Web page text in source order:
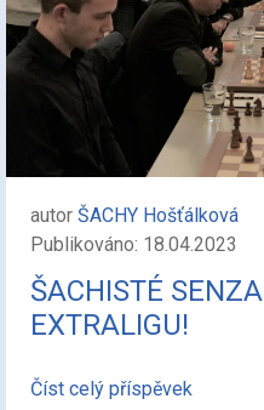
autor ŠACHY Hošťálková
Publikováno: 18.04.2023
ŠACHISTÉ
EXTRALIGU!
Číst celý příspěvek